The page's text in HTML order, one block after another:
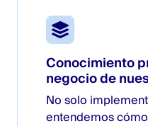
Conocimiento
negocio de
No solo
entendemos